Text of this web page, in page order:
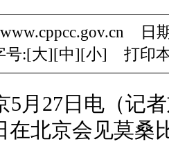
日
号:[大][中][小] 打印
5月27日电（记
在北京会见莫桑